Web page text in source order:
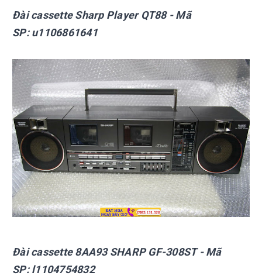
Đài cassette Sharp Player QT88- Mã
SP:u1106861641
Đài cassette8AA93 SHARP GF-308ST- Mã
SP:l1104754832